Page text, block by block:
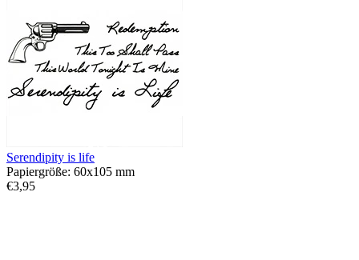
Serendipity is life
Papiergröße: 60x105 mm
€3,95